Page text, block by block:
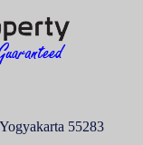
55283